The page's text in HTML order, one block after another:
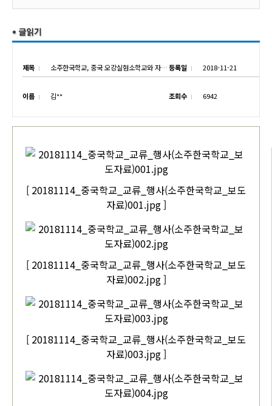
제목 소주한국학교, 중국 오강실험소학교와 자매결연등록일 2018-11-21
이름 김** 조회수 6942
[ 20181114_중국학교_교류_행사(소주한국학교_보도
자료)001.jpg ]
[ 20181114_중국학교_교류_행사(소주한국학교_보도
자료)002.jpg ]
[ 20181114_중국학교_교류_행사(소주한국학교_보도
자료)003.jpg ]